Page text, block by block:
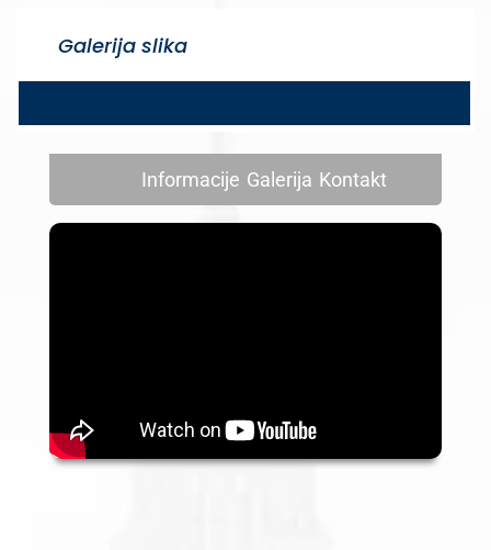
Galerija slika
Informacije Galerija Kontakt